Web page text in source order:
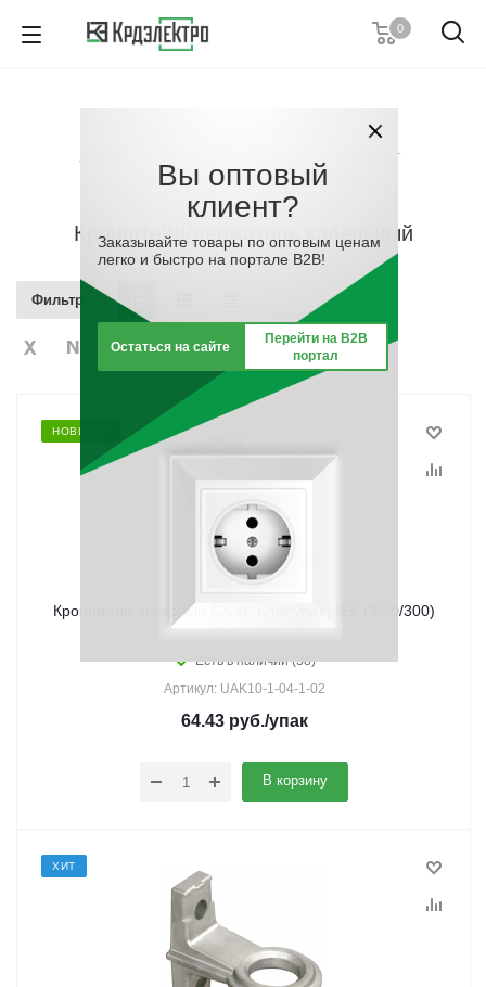
0
Заказать звонок
-
Кронштейн/держатель кабельный
Кронштейн/держатель кабельный
Фильтр
НОВИНКА
Кронштейн анкерный CA 16 (2шт/упак) IEK (2/50/300)
Есть в наличии (38)
Артикул: UAK10-1-04-1-02
64.43руб./упак
В корзину
ХИТ
Вы оптовый
клиент?
Заказывайте товары по оптовым ценам
легко и быстро на портале B2B!
Остаться на сайте
Перейти на B2B
портал